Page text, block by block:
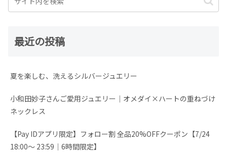
最近の投稿
夏を楽しむ、洗えるシルバージュエリー
小和田妙子さんご愛用ジュエリー｜オメダイ×ハートの重ねづけ
ネックレス
【Pay IDアプリ限定】フォロー割 全品20%OFFクーポン【7/24
18:00～ 23:59│6時間限定】